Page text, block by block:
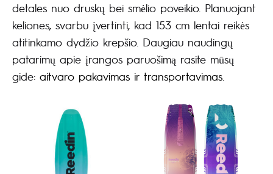
detales nuo druskų bei smėlio poveikio. Planuojant
keliones, svarbu įvertinti, kad 153 cm lentai reikės
atitinkamo dydžio krepšio. Daugiau naudingų
patarimų apie įrangos paruošimą rasite mūsų
gide: aitvaro pakavimas ir transportavimas